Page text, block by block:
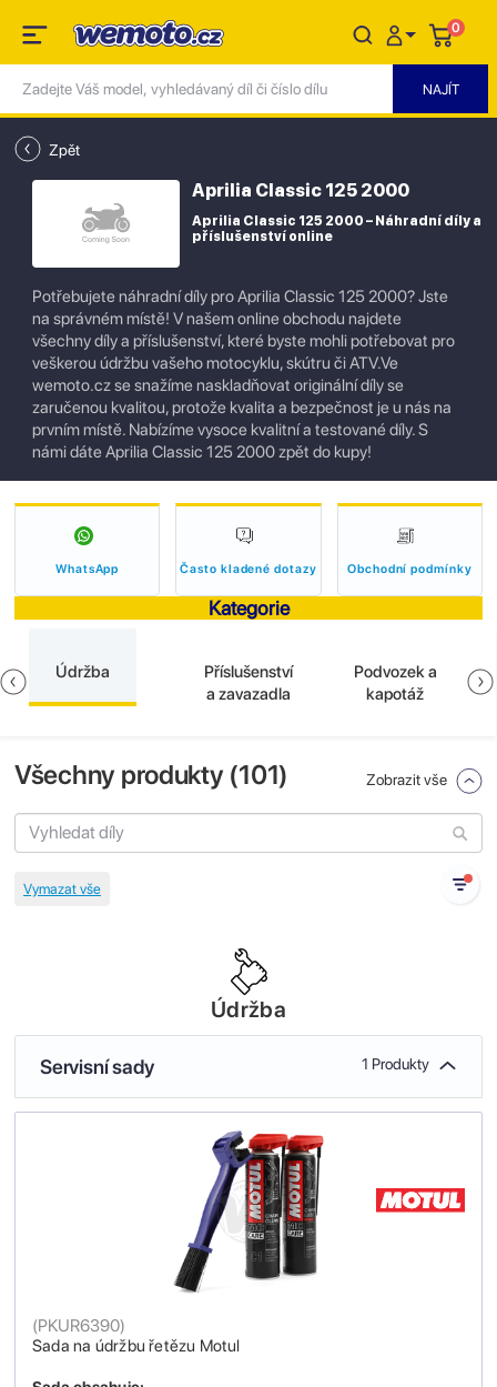
0
Zpět
Aprilia Classic 125 2000
Aprilia Classic 125 2000 – Náhradní díly a
příslušenství online
Potřebujete náhradní díly pro Aprilia Classic 125 2000? Jste
na správném místě! V našem online obchodu najdete
všechny díly a příslušenství, které byste mohli potřebovat pro
veškerou údržbu vašeho motocyklu, skútru či ATV.Ve
wemoto.cz se snažíme naskladňovat originální díly se
zaručenou kvalitou, protože kvalita a bezpečnost je u nás na
prvním místě. Nabízíme vysoce kvalitní a testované díly. S
námi dáte Aprilia Classic 125 2000 zpět do kupy!
WhatsApp Často kladené dotazy Obchodní podmínky
Kategorie
Údržba
Příslušenství
a zavazadla
Podvozek a
kapotáž
Všechny produkty (101) Zobrazit vše
Údržba
Servisní sady 1 Produkty
Sada na údržbu řetězu Motul
(PKUR6390)